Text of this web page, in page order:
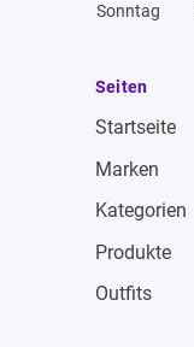
Sonntag
Seiten
Startseite
Marken
Kategorien
Produkte
Outfits